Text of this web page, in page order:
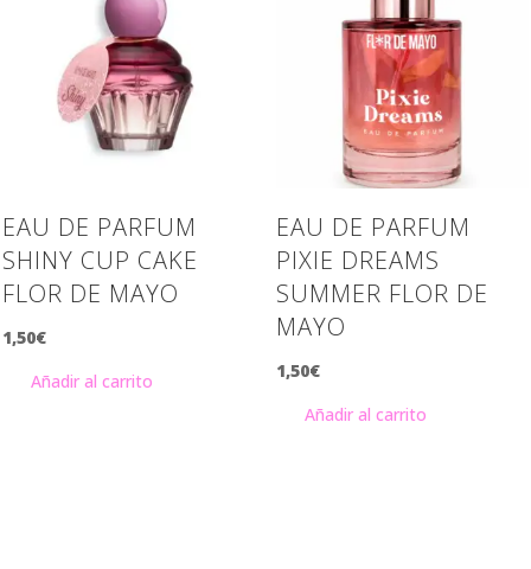
EAU DE PARFUM
SHINY CUP CAKE
FLOR DE MAYO
1,50€
Añadir al carrito
EAU DE PARFUM
PIXIE DREAMS
SUMMER FLOR DE
MAYO
1,50€
Añadir al carrito